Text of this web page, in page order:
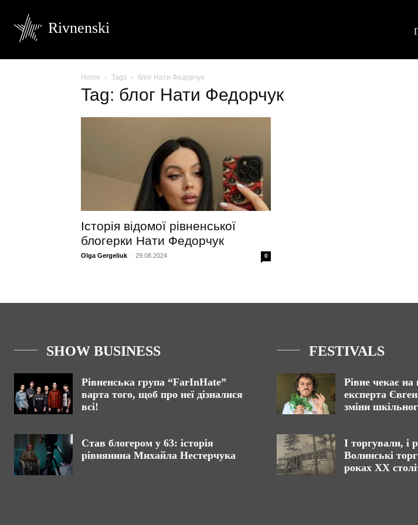
Rivnenski
Home Tags блог Нати Федорчук
Tag: блог Нати Федорчук
Історія відомої рівненської
блогерки Нати Федорчук
Olga Gergeliuk - 29.08.2024 0
SHOW BUSINESS
Рівненська група “FarInHate”
варта того, щоб про неї дізналися
всі!
Став блогером у 63: історія
рівнянина Михайла Нестерчука
FESTIVALS
Рівне чекає на
експерта
зміни
І торгували, і
Волинські
роках XX